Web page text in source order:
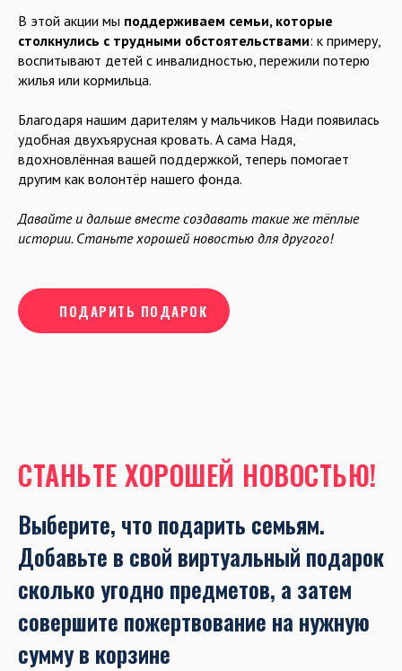
В этой акции мы поддерживаем семьи, которые
столкнулись с трудными обстоятельствами: к примеру,
воспитывают детей с инвалидностью, пережили потерю
жилья или кормильца.
Благодаря нашим дарителям у мальчиков Нади появилась
удобная двухъярусная кровать. А сама Надя,
вдохновлённая вашей поддержкой, теперь помогает
другим как волонтёр нашего фонда.
Давайте и дальше вместе создавать такие же тёплые
истории. Станьте хорошей новостью для другого!
ПОДАРИТЬ ПОДАРОК
СТАНЬТЕ ХОРОШЕЙ НОВОСТЬЮ!
Выберите, что подарить семьям.
Добавьте в свой виртуальный подарок
сколько угодно предметов, а затем
совершите пожертвование на нужную
сумму в корзине